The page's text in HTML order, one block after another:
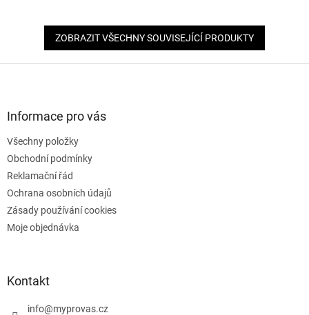
ZOBRAZIT VŠECHNY SOUVISEJÍCÍ PRODUKTY
Informace pro vás
Všechny položky
Obchodní podmínky
Reklamační řád
Ochrana osobních údajů
Zásady používání cookies
Moje objednávka
Kontakt
info@myprovas.cz